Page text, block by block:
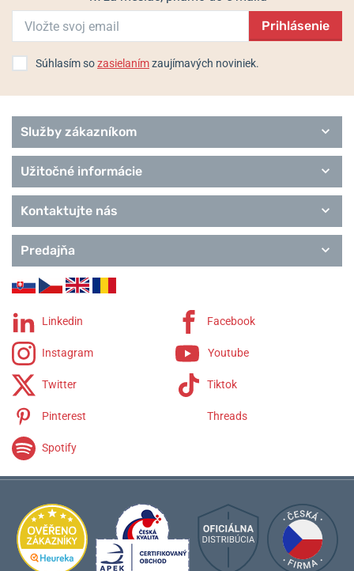
Prihlásenie
Súhlasím sozasielanímzaujímavých noviniek.
Služby zákazníkom
Užitočné informácie
Kontaktujte nás
Predajňa
Linkedin Facebook
Instagram Youtube
Twitter Tiktok
Pinterest Threads
Spotify